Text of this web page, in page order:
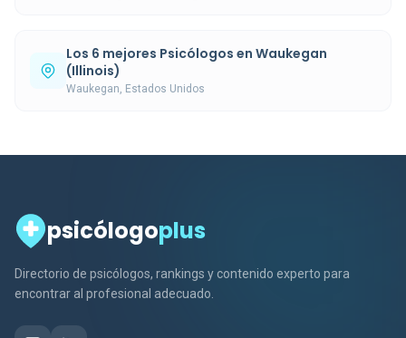
Los 6 mejores Psicólogos en Waukegan
(Illinois)
Waukegan, Estados Unidos
psicólogoplus
Directorio de psicólogos, rankings y contenido experto para
encontrar al profesional adecuado.